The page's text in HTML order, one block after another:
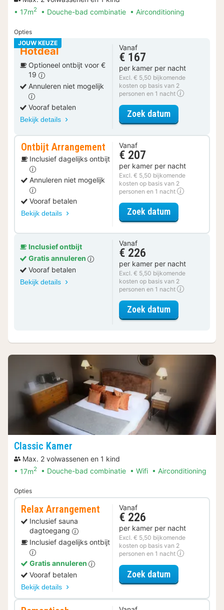
17m2 Douche-bad combinatie Airconditioning
Opties
JOUW KEUZE
Hotdeal
Optioneel ontbijt voor €
19
Annuleren niet mogelijk
Vooraf betalen
Bekijk details
Vanaf
€ 167
per kamer per nacht
Excl. € 5,50 bijkomende
kosten op basis van 2
personen en 1 nacht
Zoek datumvoor Classic
Ontbijt Arrangement
Inclusief dagelijks ontbijt
Annuleren niet mogelijk
Vooraf betalen
Bekijk details
Vanaf
€ 207
per kamer per nacht
Excl. € 5,50 bijkomende
kosten op basis van 2
personen en 1 nacht
Zoek datumvoor Ontbijt
Inclusief ontbijt
Gratis annuleren
Vooraf betalen
Bekijk details
Vanaf
€ 226
per kamer per nacht
Excl. € 5,50 bijkomende
kosten op basis van 2
personen en 1 nacht
Zoek datumvoor Classic
Classic Kamer
Max. 2 volwassenen en 1 kind
17m2 Douche-bad combinatie Wifi Airconditioning
Opties
Relax Arrangement
Inclusief sauna
dagtoegang
Inclusief dagelijks ontbijt
Gratis annuleren
Vooraf betalen
Bekijk details
Vanaf
€ 226
per kamer per nacht
Excl. € 5,50 bijkomende
kosten op basis van 2
personen en 1 nacht
Zoek datumvoor Relax